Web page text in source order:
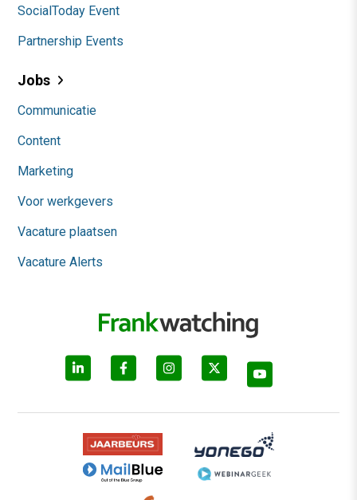
SocialToday Event
Partnership Events
Jobs
Communicatie
Content
Marketing
Voor werkgevers
Vacature plaatsen
Vacature Alerts